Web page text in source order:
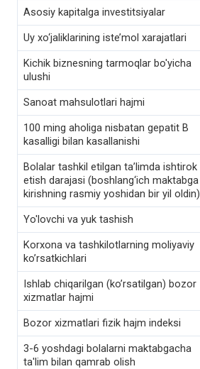
Asosiy kapitalga investitsiyalar
Uy xo‘jaliklarining iste’mol xarajatlari
Kichik biznesning tarmoqlar bo'yicha
ulushi
Sanoat mahsulotlari hajmi
100 ming aholiga nisbatan gepatit B
kasalligi bilan kasallanishi
Bolalar tashkil etilgan ta’limda ishtirok
etish darajasi (boshlang‘ich maktabga
kirishning rasmiy yoshidan bir yil oldin)
Yo'lovchi va yuk tashish
Korхona va tashkilotlarning moliyaviy
ko’rsatkichlari
Ishlab chiqarilgan (koʼrsatilgan) bozor
xizmatlar hajmi
Bozor xizmatlari fizik hajm indeksi
3-6 yoshdagi bolalarni maktabgacha
ta'lim bilan qamrab olish